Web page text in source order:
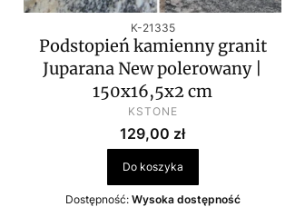
Kod produktu
K-21335
Podstopień kamienny granit
Juparana New polerowany |
150x16,5x2 cm
PRODUCENT
KSTONE
Cena
129,00 zł
Do koszyka
Dostępność: Wysoka dostępność